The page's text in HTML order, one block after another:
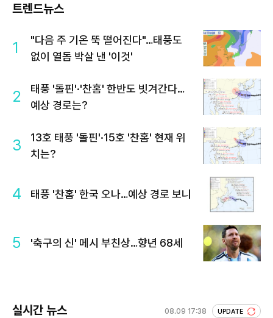
트렌드뉴스
1
"다음 주 기온 뚝 떨어진다"…태풍도
없이 열돔 박살 낸 '이것'
2
태풍 '돌핀'·'찬홈' 한반도 빗겨간다…
예상 경로는?
3
13호 태풍 '돌핀'·15호 '찬홈' 현재 위
치는?
4 태풍 '찬홈' 한국 오나…예상 경로 보니
5 '축구의 신' 메시 부친상…향년 68세
실시간 뉴스 08.09 17:38 UPDATE